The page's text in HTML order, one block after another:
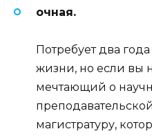
очная.
Потребует два
жизни, но если вы
мечтающий о
магистратуру,